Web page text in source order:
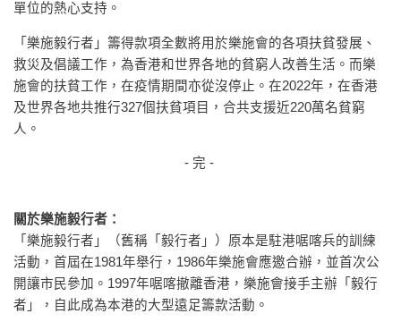
單位的熱心支持。
「樂施毅行者」籌得款項全數將用於樂施會的各項扶貧發展、
救災及倡議工作，為香港和世界各地的貧窮人改善生活。而樂
施會的扶貧工作，在疫情期間亦從沒停止。在2022年，在香港
及世界各地共推行327個扶貧項目，合共支援近220萬名貧窮
人。
- 完 -
關於樂施毅行者：
「樂施毅行者」（舊稱「毅行者」）原本是駐港啹喀兵的訓練
活動，首屆在1981年舉行，1986年樂施會應邀合辦，並首次公
開讓市民參加。1997年啹喀撤離香港，樂施會接手主辦「毅行
者」，自此成為本港的大型遠足籌款活動。